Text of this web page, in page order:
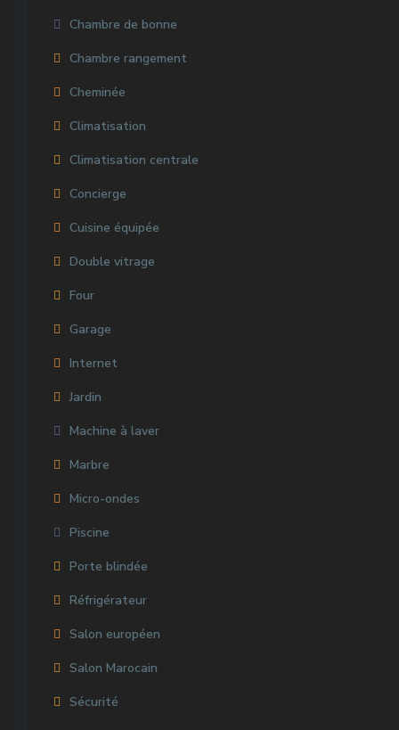
Chambre de bonne
Chambre rangement
Cheminée
Climatisation
Climatisation centrale
Concierge
Cuisine équipée
Double vitrage
Four
Garage
Internet
Jardin
Machine à laver
Marbre
Micro-ondes
Piscine
Porte blindée
Réfrigérateur
Salon européen
Salon Marocain
Sécurité